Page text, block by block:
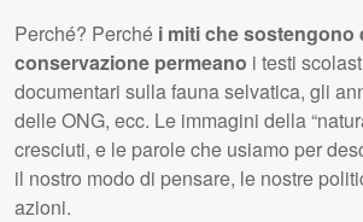
Perché? Perché i miti che
conservazione permeano i testi
documentari sulla fauna selvatica, gli
delle ONG, ecc. Le immagini della
cresciuti, e le parole che usiamo per
il nostro modo di pensare, le nostre
azioni.